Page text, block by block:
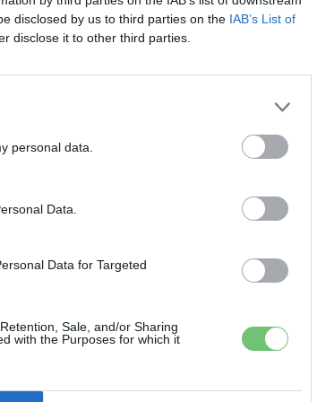
disclosed by us to third parties on the IAB’s List of
disclose it to other third parties.
personal data.
Data.
Data for Targeted
Sale, and/or Sharing
with the Purposes for which it
járműveket lehet majd
hosszú távon a
ad arra, hogy az ország